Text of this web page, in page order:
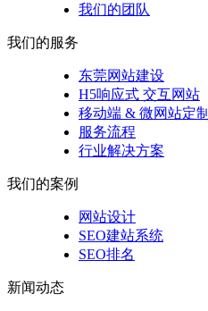
我们的团队
我们的服务
东莞网站建设
H5响应式 交互网站
移动端 & 微网站定制
服务流程
行业解决方案
我们的案例
网站设计
SEO建站系统
SEO排名
新闻动态